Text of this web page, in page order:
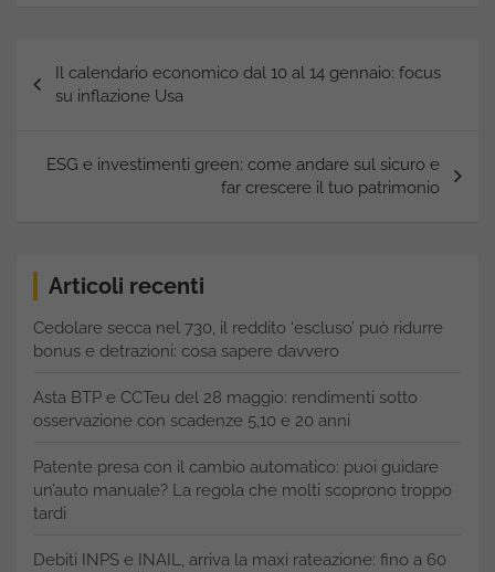
Navigazione
articoli
Il calendario economico dal 10 al 14 gennaio: focus
su inflazione Usa
ESG e investimenti green: come andare sul sicuro e
far crescere il tuo patrimonio
Articoli recenti
Cedolare secca nel 730, il reddito ‘escluso’ può ridurre
bonus e detrazioni: cosa sapere davvero
Asta BTP e CCTeu del 28 maggio: rendimenti sotto
osservazione con scadenze 5,10 e 20 anni
Patente presa con il cambio automatico: puoi guidare
un’auto manuale? La regola che molti scoprono troppo
tardi
Debiti INPS e INAIL, arriva la maxi rateazione: fino a 60